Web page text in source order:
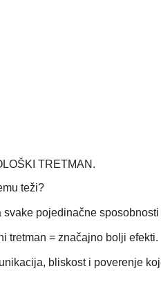
TRETMAN.
teži?
pojedinačne
tretman = značajno bolji efekti.
bliskost i poverenje